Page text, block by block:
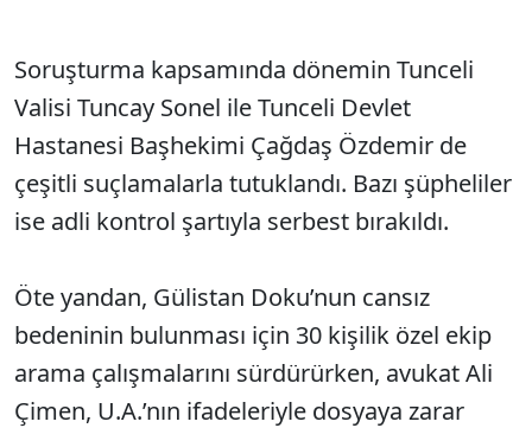
Soruşturma kapsamında dönemin Tunceli
Valisi Tuncay Sonel ile Tunceli Devlet
Hastanesi Başhekimi Çağdaş Özdemir de
çeşitli suçlamalarla tutuklandı. Bazı şüpheliler
ise adli kontrol şartıyla serbest bırakıldı.
Öte yandan, Gülistan Doku’nun cansız
bedeninin bulunması için 30 kişilik özel ekip
arama çalışmalarını sürdürürken, avukat Ali
Çimen, U.A.’nın ifadeleriyle dosyaya zarar